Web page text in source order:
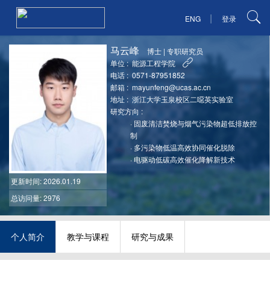
ENG | 登录
更新时间: 2026.01.19
总访问量: 2976
马云峰 博士 |专职研究员
单位 : 能源工程学院
电话 : 0571-87951852
邮箱 : mayunfeng@ucas.ac.cn
地址 : 浙江大学玉泉校区二噁英实验室
研究方向 :
· 固废清洁焚烧与烟气污染物超低排放控
制
· 多污染物低温高效协同催化脱除
·电驱动低碳高效催化降解新技术
个人简介 教学与课程 研究与成果